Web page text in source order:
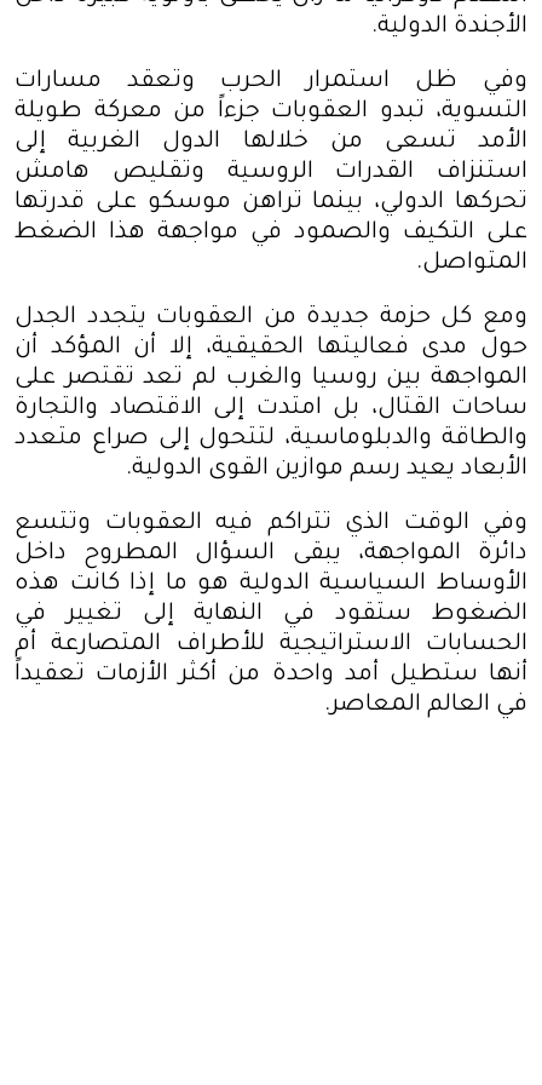
الأجندة الدولية.
وفي ظل استمرار الحرب وتعقد مسارات
التسوية، تبدو العقوبات جزءاً من معركة طويلة
الأمد تسعى من خلالها الدول الغربية إلى
استنزاف القدرات الروسية وتقليص هامش
تحركها الدولي، بينما تراهن موسكو على قدرتها
على التكيف والصمود في مواجهة هذا الضغط
المتواصل.
ومع كل حزمة جديدة من العقوبات يتجدد الجدل
حول مدى فعاليتها الحقيقية، إلا أن المؤكد أن
المواجهة بين روسيا والغرب لم تعد تقتصر على
ساحات القتال، بل امتدت إلى الاقتصاد والتجارة
والطاقة والدبلوماسية، لتتحول إلى صراع متعدد
الأبعاد يعيد رسم موازين القوى الدولية.
وفي الوقت الذي تتراكم فيه العقوبات وتتسع
دائرة المواجهة، يبقى السؤال المطروح داخل
الأوساط السياسية الدولية هو ما إذا كانت هذه
الضغوط ستقود في النهاية إلى تغيير في
الحسابات الاستراتيجية للأطراف المتصارعة أم
أنها ستطيل أمد واحدة من أكثر الأزمات تعقيداً
في العالم المعاصر.